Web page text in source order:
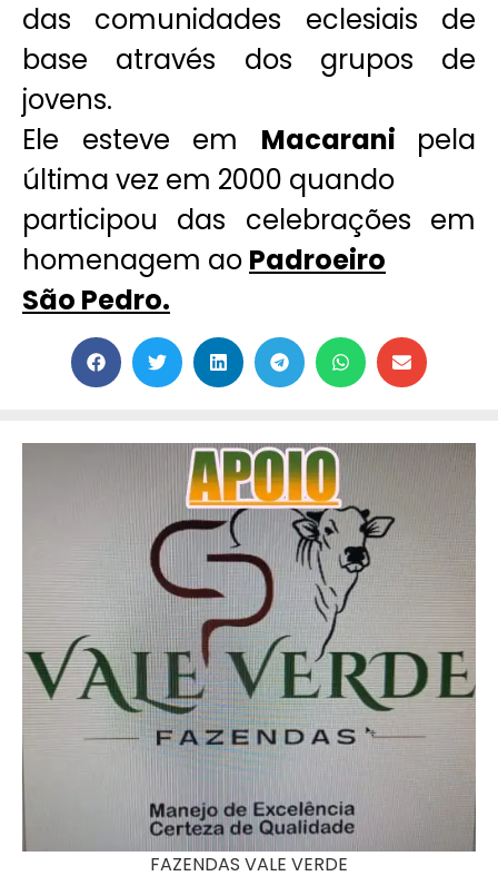
das comunidades eclesiais de
base através dos grupos de
jovens.
Ele esteve em Macarani pela
última vez em 2000 quando
participou das celebrações em
homenagem ao Padroeiro
São Pedro.
FAZENDAS VALE VERDE